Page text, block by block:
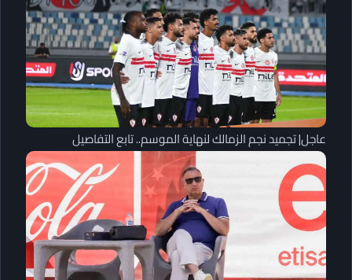
عاجل| تجميد نجم الزمالك لنهاية الموسم.. تابع التفاصيل